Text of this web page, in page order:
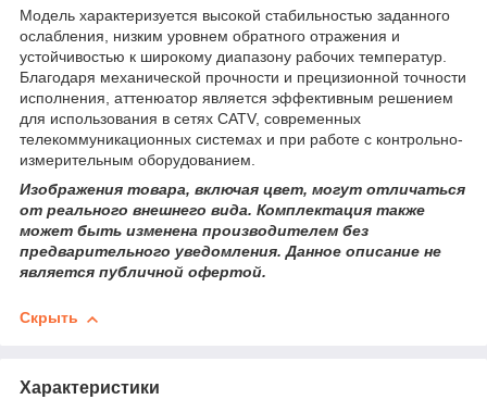
Модель характеризуется высокой стабильностью заданного
ослабления, низким уровнем обратного отражения и
устойчивостью к широкому диапазону рабочих температур.
Благодаря механической прочности и прецизионной точности
исполнения, аттенюатор является эффективным решением
для использования в сетях CATV, современных
телекоммуникационных системах и при работе с контрольно-
измерительным оборудованием.
Изображения товара, включая цвет, могут отличаться
от реального внешнего вида. Комплектация также
может быть изменена производителем без
предварительного уведомления. Данное описание не
является публичной офертой.
Скрыть
Характеристики